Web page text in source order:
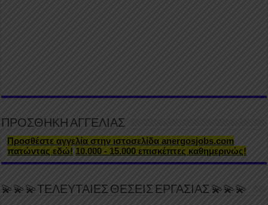
ΠΡΟΣΘΗΚΗ ΑΓΓΕΛΙΑΣ
Προσθέστε αγγελία στην ιστοσελίδα anergosjobs.com
πατώντας εδώ! 10.000 - 15.000 επισκέπτες καθημερινώς!
💫💫💫ΤΕΛΕΥΤΑΙΕΣ ΘΕΣΕΙΣ ΕΡΓΑΣΙΑΣ 💫💫💫